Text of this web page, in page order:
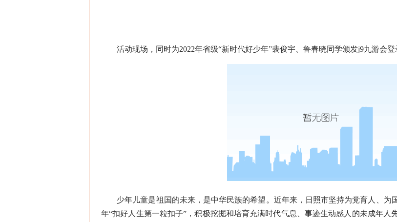
活动现场，同时为2022年省级“新时代好少年”裴俊宇、鲁春晓同学颁发j9九游会登
少年儿童是祖国的未来，是中华民族的希望。近年来，日照市坚持为党育人、为
年“扣好人生第一粒扣子”，积极挖掘和培育充满时代气息、事迹生动感人的未成年人